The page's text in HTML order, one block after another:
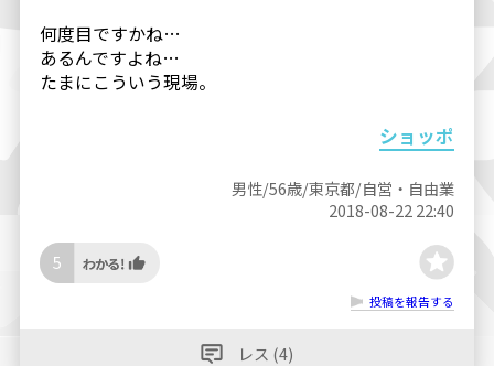
何度目ですかね…
あるんですよね…
たまにこういう現場。
ショッポ
男性/56歳/東京都/自営・自由業
2018-08-22 22:40
5
投稿を報告する
レス (4)